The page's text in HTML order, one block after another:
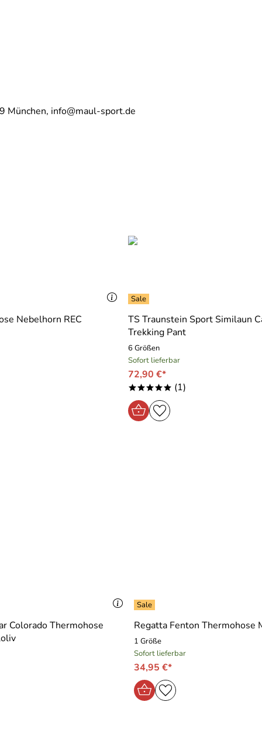
info@maul-sport.de
Nebelhorn REC
TS Traunstein Sport Similaun
Trekking Pant
6 Größen
Sofort lieferbar
72,90 €*
***** (1)
Colorado Thermohose
Regatta Fenton Thermohose
1 Größe
Sofort lieferbar
34,95 €*